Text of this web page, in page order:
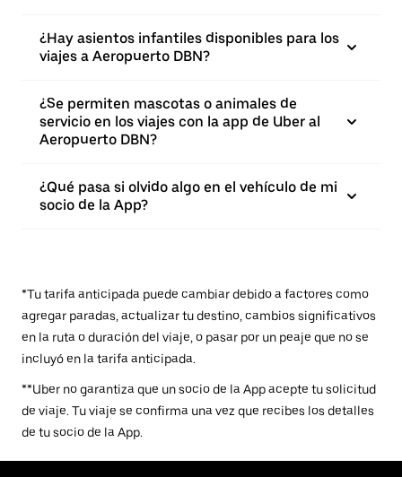
¿Hay asientos infantiles disponibles para los
viajes a Aeropuerto DBN?
¿Se permiten mascotas o animales de
servicio en los viajes con la app de Uber al
Aeropuerto DBN?
¿Qué pasa si olvido algo en el vehículo de mi
socio de la App?
*Tu tarifa anticipada puede cambiar debido a factores como
agregar paradas, actualizar tu destino, cambios significativos
en la ruta o duración del viaje, o pasar por un peaje que no se
incluyó en la tarifa anticipada.
**Uber no garantiza que un socio de la App acepte tu solicitud
de viaje. Tu viaje se confirma una vez que recibes los detalles
de tu socio de la App.